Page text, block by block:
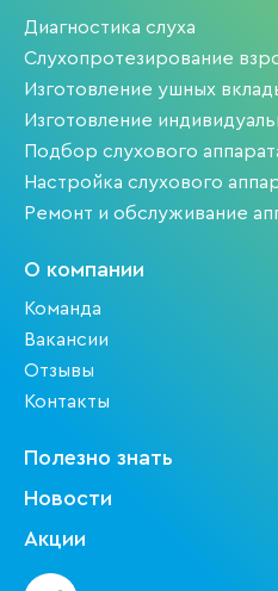
Диагностика слуха
Слухопротезирование
Изготовление ушных
Изготовление
Подбор слухового
Настройка слухового
Ремонт и обслуживание
О компании
Команда
Вакансии
Отзывы
Контакты
Полезно знать
Новости
Акции